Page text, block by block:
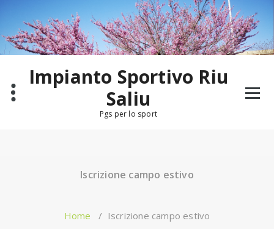
contenuto
Impianto Sportivo Riu
Saliu
Pgs per lo sport
Iscrizione campo estivo
Home / Iscrizione campo estivo